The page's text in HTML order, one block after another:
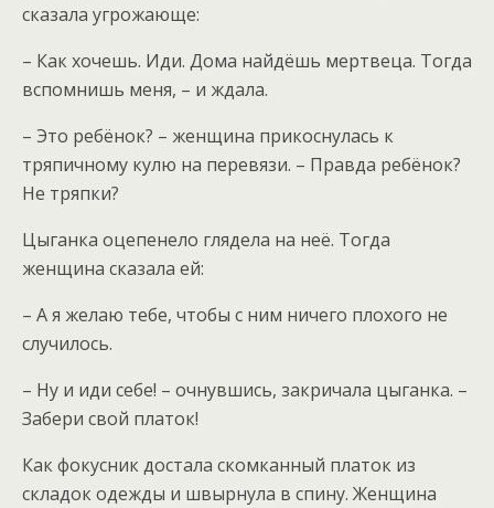
сказала угрожающе:
– Как хочешь. Иди. Дома найдёшь мертвеца. Тогда
вспомнишь меня, – и ждала.
– Это ребёнок? – женщина прикоснулась к
тряпичному кулю на перевязи. – Правда ребёнок?
Не тряпки?
Цыганка оцепенело глядела на неё. Тогда
женщина сказала ей:
– А я желаю тебе, чтобы с ним ничего плохого не
случилось.
– Ну и иди себе! – очнувшись, закричала цыганка. –
Забери свой платок!
Как фокусник достала скомканный платок из
складок одежды и швырнула в спину. Женщина